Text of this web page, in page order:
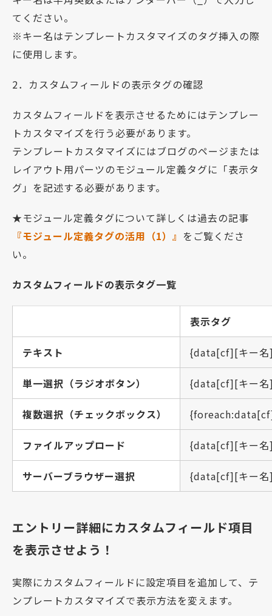
てください。
※キー名はテンプレートカスタマイズのタグ挿入の際
に使用します。
2．カスタムフィールドの表示タグの確認
カスタムフィールドを表示させるためにはテンプレー
トカスタマイズを行う必要があります。
テンプレートカスタマイズにはブログのページまたは
レイアウト用パーツのモジュール定義タグに「表示タ
グ」を記述する必要があります。
★モジュール定義タグについて詳しくは過去の記事
『モジュール定義タグの活用（1）』 をご覧くださ
い。
カスタムフィールドの表示タグ一覧
表示タグ
テキスト {data[cf][キー
単一選択（ラジオボタン） {data[cf][キー
複数選択（チェックボックス）
ファイルアップロード {data[cf][キー
サーバーブラウザー選択 {data[cf][キー
エントリー詳細にカスタムフィールド項目
を表示させよう！
実際にカスタムフィールドに設定項目を追加して、テ
ンプレートカスタマイズで表示方法を変えます。